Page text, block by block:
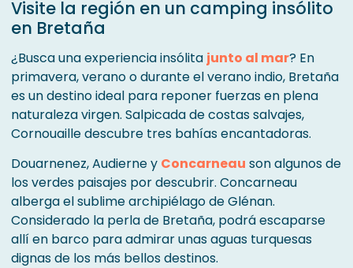
Visite la región en un camping insólito
en Bretaña
¿Busca una experiencia insólita junto al mar? En
primavera, verano o durante el verano indio, Bretaña
es un destino ideal para reponer fuerzas en plena
naturaleza virgen. Salpicada de costas salvajes,
Cornouaille descubre tres bahías encantadoras.
Douarnenez, Audierne y Concarneau son algunos de
los verdes paisajes por descubrir. Concarneau
alberga el sublime archipiélago de Glénan.
Considerado la perla de Bretaña, podrá escaparse
allí en barco para admirar unas aguas turquesas
dignas de los más bellos destinos.